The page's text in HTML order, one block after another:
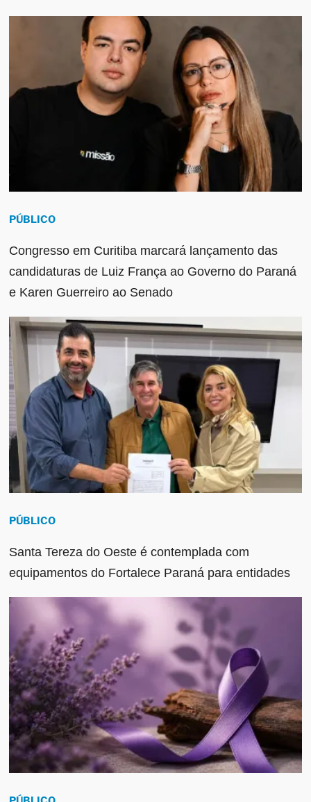
PÚBLICO
Congresso em Curitiba marcará lançamento das
candidaturas de Luiz França ao Governo do Paraná
e Karen Guerreiro ao Senado
PÚBLICO
Santa Tereza do Oeste é contemplada com
equipamentos do Fortalece Paraná para entidades